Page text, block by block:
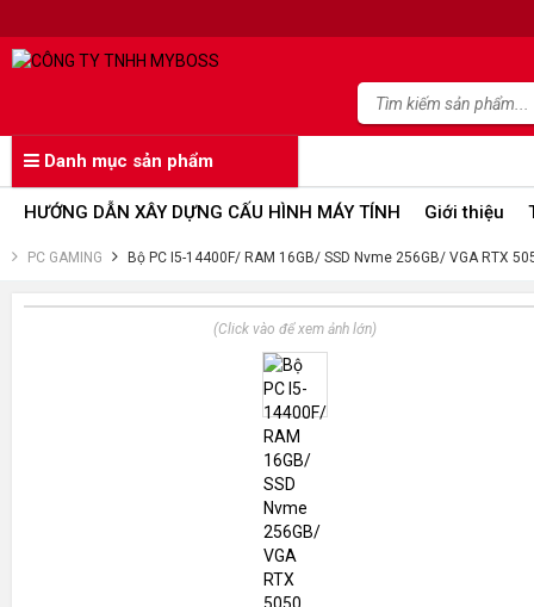
Danh mục sản phẩm
HƯỚNG DẪN XÂY DỰNG CẤU HÌNH MÁY TÍNH Giới thiệu
PC GAMING Bộ PC I5-14400F/ RAM 16GB/ SSD Nvme 256GB/ VGA RTX
(Click vào để xem ảnh lớn)